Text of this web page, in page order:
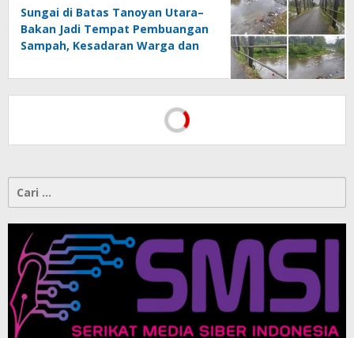
Sungai di Batas Tanoyan Utara–
Bakan Jadi Tempat Pembuangan
Sampah, Kesadaran Warga dan
Dipertanyakan
PWI Pusat Resmi Melaporkan
Hotman Paris ke Polda Metro
Jaya, Tegaskan Komitmen
Melalui Mekanisme AD/ART:
Tanggapan Objektif atas Artikel
“PWI Sulut Retak, Pro AD/ART vs
Konspirasi Melanggar Aturan”